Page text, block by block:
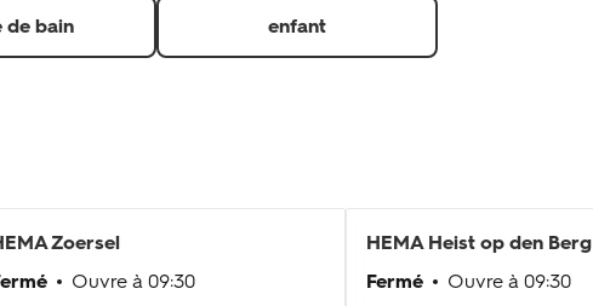
de bain enfant
Zoersel
Ouvre à 09:30
HEMA Heist op den Berg
Fermé
Ouvre à 09:30